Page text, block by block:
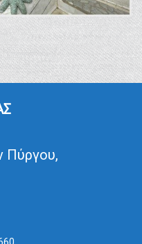
Πύργου,